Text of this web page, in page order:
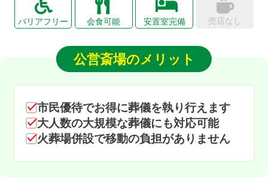
バリアフリー 会食可能 安置室完備 売店なし
公営斎場のメリット
市民優待でお得に葬儀を執り行えます
大人数の大規模な葬儀にも対応可能
火葬場併設で移動の負担がありません